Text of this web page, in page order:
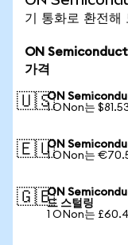
기 통화로 환전해
ON
가격
🇺🇸ON
1 ONon는
🇪🇺ON
1 ONon는
🇬🇧ON
드 스털링
1 ONon는